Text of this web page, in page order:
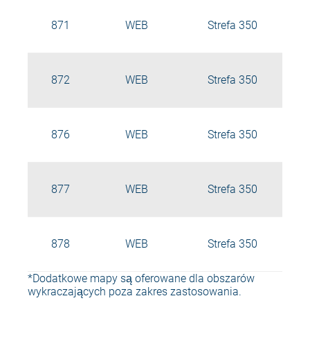
871 WEB Strefa 350
872 WEB Strefa 350
876 WEB Strefa 350
877 WEB Strefa 350
878 WEB Strefa 350
*Dodatkowe mapy są oferowane dla obszarów
wykraczających poza zakres zastosowania.